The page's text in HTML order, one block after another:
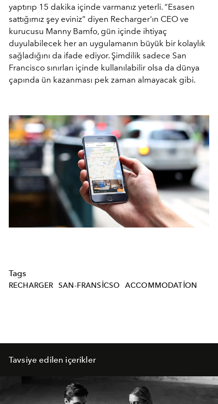
yaptırıp 15 dakika içinde varmanız yeterli. “Esasen
sattığımız şey eviniz” diyen Recharger'ın CEO ve
kurucusu Manny Bamfo, gün içinde ihtiyaç
duyulabilecek her an uygulamanın büyük bir kolaylık
sağladığını da ifade ediyor. Şimdilik sadece San
Francisco sınırları içinde kullanılabilir olsa da dünya
çapında ün kazanması pek zaman almayacak gibi.
Tags
RECHARGER SAN-FRANSICSO ACCOMMODATION
Tavsiye edilen içerikler